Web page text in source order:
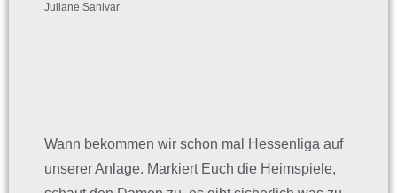
Juliane Sanivar
Wann bekommen wir schon mal Hessenliga auf
unserer Anlage. Markiert Euch die Heimspiele,